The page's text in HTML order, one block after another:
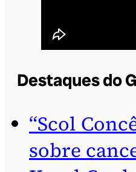
Destaques do
“Scol
sobre